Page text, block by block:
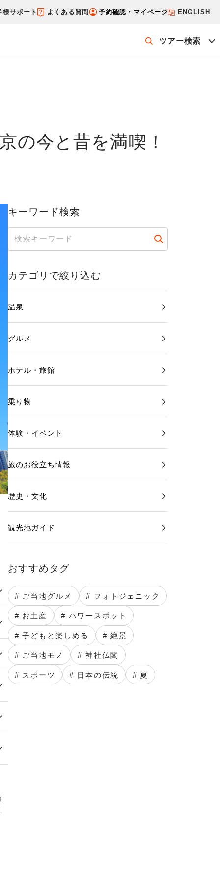
様サポート よくある質問 予約確認・マイページ ENGLISH
ツアー検索
の今と昔を満喫！
キーワード検索
カテゴリで絞り込む
温泉
グルメ
ホテル・旅館
乗り物
体験・イベント
旅のお役立ち情報
歴史・文化
観光地ガイド
おすすめタグ
# ご当地グルメ # フォトジェニック
# お土産 # パワースポット
# 子どもと楽しめる # 絶景
# ご当地モノ # 神社仏閣
# スポーツ # 日本の伝統 # 夏